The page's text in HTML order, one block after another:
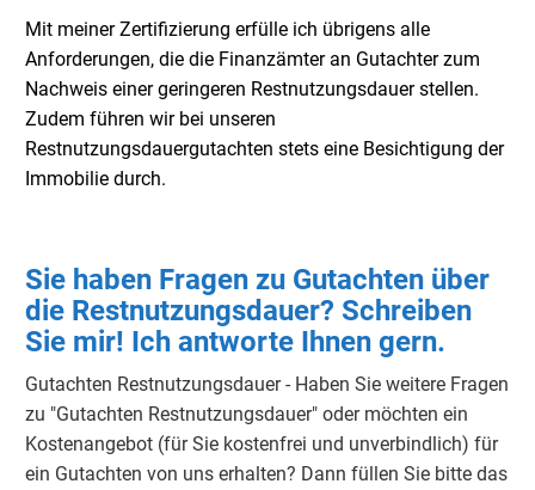
Mit meiner Zertifizierung erfülle ich übrigens alle
Anforderungen, die die Finanzämter an Gutachter zum
Nachweis einer geringeren Restnutzungsdauer stellen.
Zudem führen wir bei unseren
Restnutzungsdauergutachten stets eine Besichtigung der
Immobilie durch.
Sie haben Fragen zu Gutachten über
die Restnutzungsdauer? Schreiben
Sie mir! Ich antworte Ihnen gern.
Gutachten Restnutzungsdauer - Haben Sie weitere Fragen
zu "Gutachten Restnutzungsdauer" oder möchten ein
Kostenangebot (für Sie kostenfrei und unverbindlich) für
ein Gutachten von uns erhalten? Dann füllen Sie bitte das